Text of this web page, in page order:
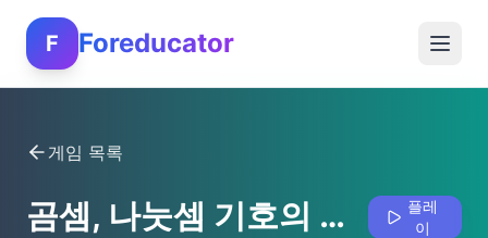
F Foreducator
게임 목록
곰셈, 나눗셈 기호의 생략
플레
이